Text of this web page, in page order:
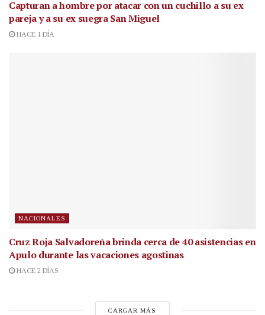
Capturan a hombre por atacar con un cuchillo a su ex
pareja y a su ex suegra San Miguel
HACE 1 DÍA
NACIONALES
Cruz Roja Salvadoreña brinda cerca de 40 asistencias en
Apulo durante las vacaciones agostinas
HACE 2 DÍAS
CARGAR MÁS